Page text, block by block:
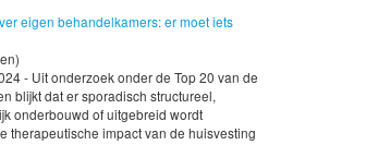
eigen behandelkamers: er moet iets
- Uit onderzoek onder de Top 20 van de
blijkt dat er sporadisch structureel,
onderbouwd of uitgebreid wordt
therapeutische impact van de huisvesting